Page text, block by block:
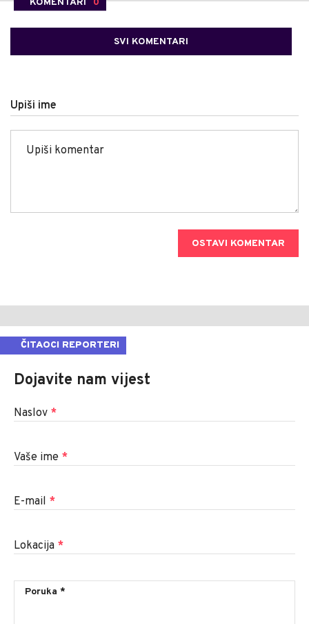
SVI KOMENTARI
Upiši ime
OSTAVI KOMENTAR
ČITAOCI REPORTERI
Dojavite nam vijest
Naslov *
Vaše ime *
E-mail *
Lokacija *